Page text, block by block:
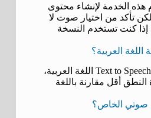
هذه الخدمة لإنشاء محتوى
تأكد من اختيار صوت لا
إذا كنت تستخدم النسخة
العربية؟
نعم، تدعم Text to Speech OpenAI اللغة العربية،
أقل مقارنة باللغة
صوتي الخاص؟